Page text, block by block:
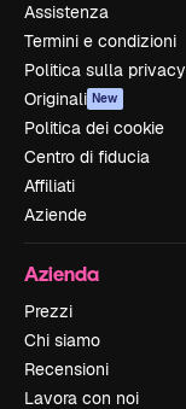
Assistenza
Termini e condizioni
Politica sulla privacy
Originali New
Politica dei cookie
Centro di fiducia
Affiliati
Aziende
Azienda
Prezzi
Chi siamo
Recensioni
Lavora con noi